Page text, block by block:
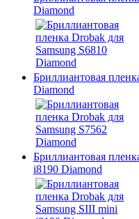
Diamond
Бриллиантовая
Diamond
Бриллиантовая
i8190 Diamond